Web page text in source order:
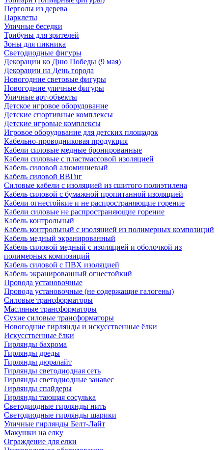
Перголы из дерева
Парклеты
Уличные беседки
Трибуны для зрителей
Зоны для пикника
Светодиодные фигуры
Декорации ко Дню Победы (9 мая)
Декорации на День города
Новогодние световые фигуры
Новогодние уличные фигуры
Уличные арт-объекты
Детское игровое оборудование
Детские спортивные комплексы
Детские игровые комплексы
Игровое оборудование для детских площадок
Кабельно-проводниковая продукция
Кабели силовые медные бронированные
Кабели силовые с пластмассовой изоляцией
Кабель силовой алюминиевый
Кабель силовой ВВГнг
Силовые кабели с изоляцией из сшитого полиэтилена
Кабель силовой с бумажной пропитанной изоляцией
Кабели огнестойкие и не распространяющие горение
Кабели силовые не распространяющие горение
Кабель контрольный
Кабель контрольный с изоляцией из полимерных композиций
Кабель медный экранированный
Кабель силовой медный с изоляцией и оболочкой из
полимерных композиций
Кабель силовой с ПВХ изоляцией
Кабель экранированный огнестойкий
Провода установочные
Провода установочные (не содержащие галогены)
Силовые трансформаторы
Масляные трансформаторы
Сухие силовые трансформаторы
Новогодние гирлянды и искусственные ёлки
Искусственные ёлки
Гирлянды бахрома
Гирлянды дреды
Гирлянды дюралайт
Гирлянды светодиодная сеть
Гирлянды светодиодные занавес
Гирлянды спайдеры
Гирлянды тающая сосулька
Светодиодные гирлянды нить
Светодиодные гирлянды шарики
Уличные гирлянды Белт-Лайт
Макушки на елку
Ограждение для елки